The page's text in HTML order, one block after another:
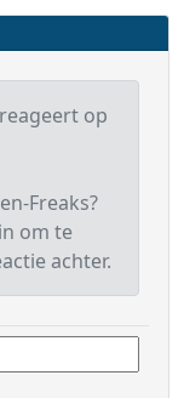
op
Freaks?
om te
achter.